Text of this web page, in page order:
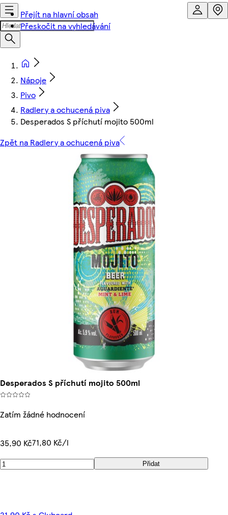
Přejít na hlavní obsah
Přeskočit na vyhledávání
Nápoje
Pivo
Radlery a ochucená piva
Desperados S příchutí mojito 500ml
Zpět na Radlery a ochucená piva
Desperados S příchutí mojito 500ml
Zatím žádné hodnocení
35,90 Kč71,80 Kč/l
Přidat